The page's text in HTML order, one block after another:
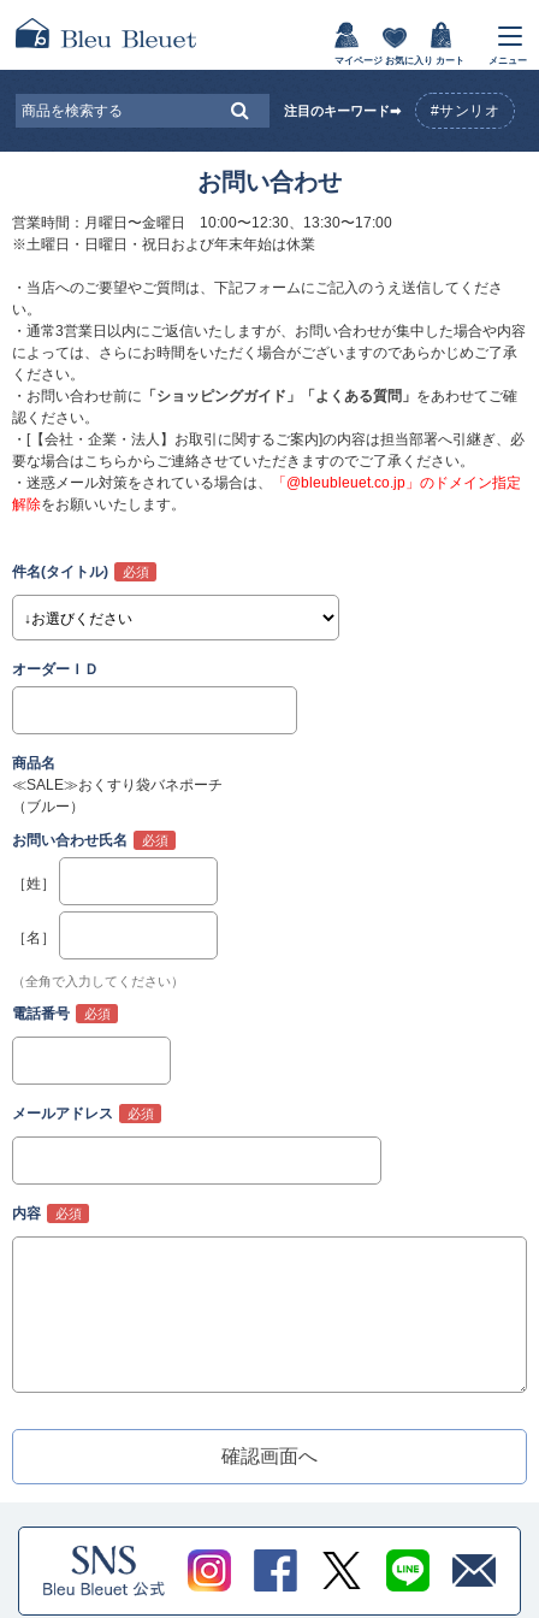
マイページ お気に入り カート メニュー
注目のキーワード➡ #サンリオ
お問い合わせ
営業時間：月曜日〜金曜日 10:00〜12:30、13:30〜17:00
※土曜日・日曜日・祝日および年末年始は休業
・当店へのご要望やご質問は、下記フォームにご記入のうえ送信してくださ
い。
・通常3営業日以内にご返信いたしますが、お問い合わせが集中した場合や内容
によっては、さらにお時間をいただく場合がございますのであらかじめご了承
ください。
・お問い合わせ前に 「ショッピングガイド」 「よくある質問」 をあわせてご確
認ください。
・[【会社・企業・法人】お取引に関するご案内]の内容は担当部署へ引継ぎ、必
要な場合はこちらからご連絡させていただきますのでご了承ください。
・迷惑メール対策をされている場合は、
「@bleubleuet.co.jp」のドメイン指定
解除をお願いいたします。
件名(タイトル)
オーダーＩＤ
商品名
≪SALE≫おくすり袋バネポーチ
（ブルー）
お問い合わせ氏名
［姓］
［名］
（全角で入力してください）
電話番号
メールアドレス
内容